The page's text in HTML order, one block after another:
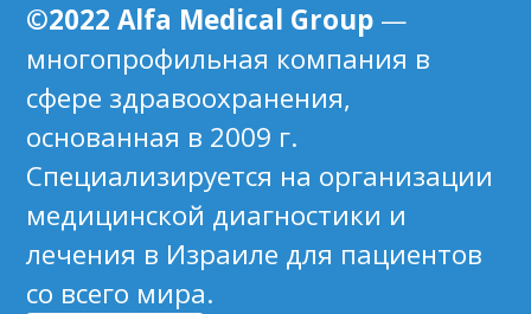
©2022 Alfa Medical Group —
многопрофильная компания в
сфере здравоохранения,
основанная в 2009 г.
Специализируется на организации
медицинской диагностики и
лечения в Израиле для пациентов
со всего мира.